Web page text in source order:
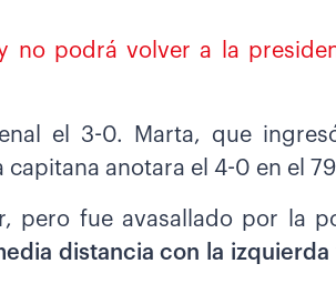
no podrá volver a la
el 3-0. Marta, que
anotara el 4-0 en el
pero fue avasallado por la
distancia con la izquierda